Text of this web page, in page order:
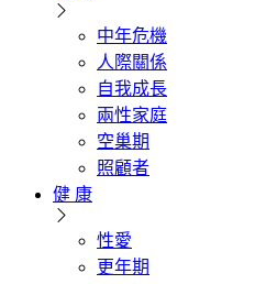
中年危機
人際關係
自我成長
兩性家庭
空巢期
照顧者
健 康
性愛
更年期